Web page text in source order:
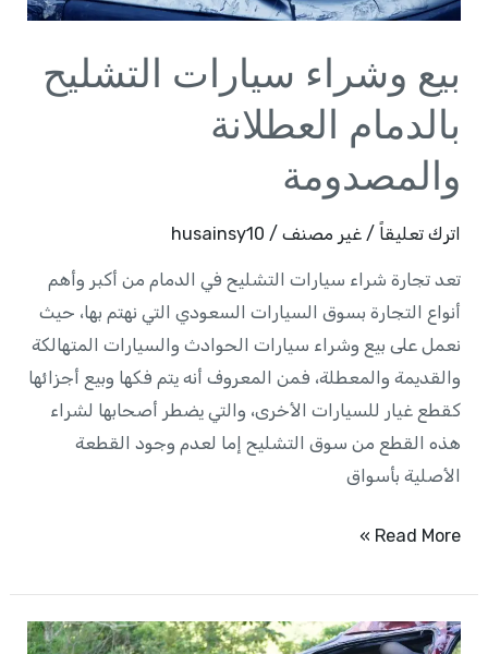
بيع وشراء سيارات التشليح
بالدمام العطلانة
والمصدومة
اترك تعليقاً /غير مصنف/
husainsy10
تعد تجارة شراء سيارات التشليح في الدمام من أكبر وأهم
أنواع التجارة بسوق السيارات السعودي التي نهتم بها، حيث
نعمل على بيع وشراء سيارات الحوادث والسيارات المتهالكة
والقديمة والمعطلة، فمن المعروف أنه يتم فكها وبيع أجزائها
كقطع غيار للسيارات الأخرى، والتي يضطر أصحابها لشراء
هذه القطع من سوق التشليح إما لعدم وجود القطعة
الأصلية بأسواق
Read More »
تشليح